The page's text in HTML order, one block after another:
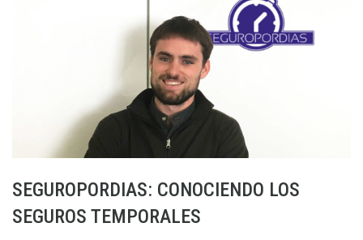
SEGUROPORDIAS: CONOCIENDO LOS
SEGUROS TEMPORALES